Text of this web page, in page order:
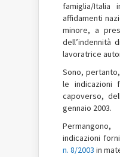
famiglia/
affidamenti
minore, a
dell’indennità
lavoratrice
Sono,
le indicazioni
capoverso,
gennaio 2003.
indicazioni
n. 8/2003 in